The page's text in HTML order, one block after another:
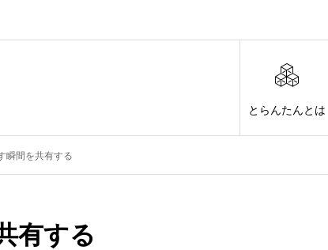
とらんたんとは
瞬間を共有する
有する